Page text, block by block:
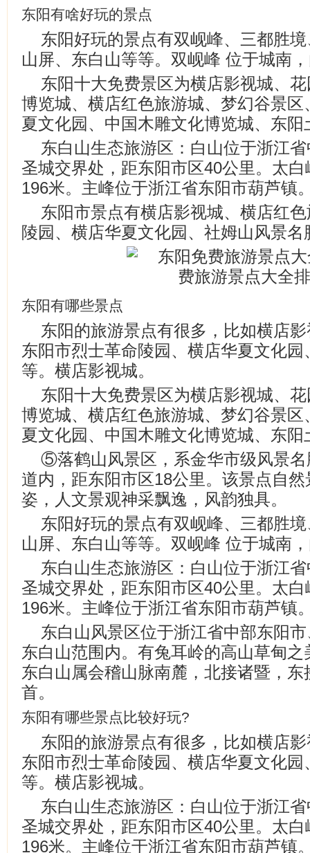
东阳有啥好玩的景点
东阳好玩的景点有双岘峰、三都胜
山屏、东白山等等。双岘峰 位于城南
东阳十大免费景区为横店影视城、
博览城、横店红色旅游城、梦幻谷景
夏文化园、中国木雕文化博览城、东
东白山生态旅游区：白山位于浙江
圣城交界处，距东阳市区40公里。太
196米。主峰位于浙江省东阳市葫芦镇
东阳市景点有横店影视城、横店红
陵园、横店华夏文化园、社姆山风景名
东阳有哪些景点
东阳的旅游景点有很多，比如横店
东阳市烈士革命陵园、横店华夏文化
等。横店影视城。
东阳十大免费景区为横店影视城、
博览城、横店红色旅游城、梦幻谷景
夏文化园、中国木雕文化博览城、东
⑤落鹤山风景区，系金华市级风景
道内，距东阳市区18公里。该景点自
姿，人文景观神采飘逸，风韵独具。
东阳好玩的景点有双岘峰、三都胜
山屏、东白山等等。双岘峰 位于城南
东白山生态旅游区：白山位于浙江
圣城交界处，距东阳市区40公里。太
196米。主峰位于浙江省东阳市葫芦镇
东白山风景区位于浙江省中部东阳
东白山范围内。有兔耳岭的高山草甸
东白山属会稽山脉南麓，北接诸暨，
首。
东阳有哪些景点比较好玩?
东阳的旅游景点有很多，比如横店
东阳市烈士革命陵园、横店华夏文化
等。横店影视城。
东白山生态旅游区：白山位于浙江
圣城交界处，距东阳市区40公里。太
196米。主峰位于浙江省东阳市葫芦镇